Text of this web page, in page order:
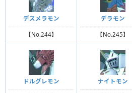
デスメラモン
【No.244】
デラモン
【No.245】
ドルグレモン ナイトモン